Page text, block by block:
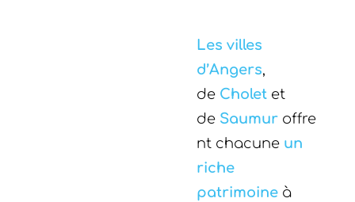
Les villes
d’Angers,
de Cholet et
de Saumur offre
nt chacune un
riche
patrimoine à